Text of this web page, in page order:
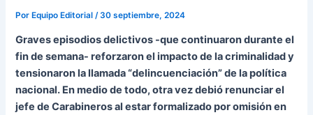
Por Equipo Editorial/30 septiembre, 2024
Graves episodios delictivos -que continuaron durante el
fin de semana- reforzaron el impacto de la criminalidad y
tensionaron la llamada “delincuenciación” de la política
nacional. En medio de todo, otra vez debió renunciar el
jefe de Carabineros al estar formalizado por omisión en